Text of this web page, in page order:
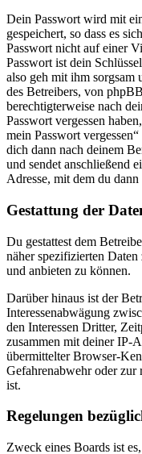
Dein Passwort wird mit
gespeichert, so dass es
Passwort nicht auf einer
Passwort ist dein
also geh mit ihm sorgsam
des Betreibers, von
berechtigterweise nach
Passwort vergessen
mein Passwort
dich dann nach deinem
und sendet anschließend
Adresse, mit dem du
Gestattung der
Du gestattest dem
näher spezifizierten
und anbieten zu können.
Darüber hinaus ist der
Interessenabwägung
den Interessen Dritter,
zusammen mit deiner IP-
übermittelter Browser-
Gefahrenabwehr oder
ist.
Regelungen
Zweck eines Boards ist